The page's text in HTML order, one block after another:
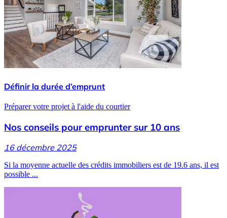
Définir la durée d’emprunt
Préparer votre projet à l'aide du courtier
Nos conseils pour emprunter sur 10 ans
16 décembre 2025
Si la moyenne actuelle des crédits immobiliers est de 19.6 ans, il est
possible ...